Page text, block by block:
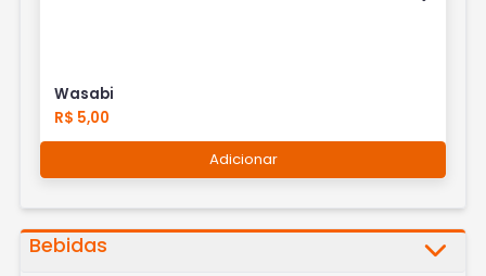
Wasabi
R$ 5,00
Adicionar
Bebidas